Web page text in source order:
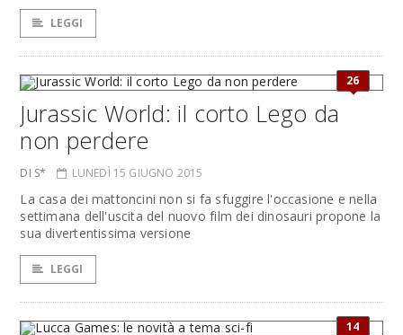
LEGGI
26
Jurassic World: il corto Lego da
non perdere
DI S* LUNEDÌ 15 GIUGNO 2015
La casa dei mattoncini non si fa sfuggire l'occasione e nella
settimana dell'uscita del nuovo film dei dinosauri propone la
sua divertentissima versione
LEGGI
14